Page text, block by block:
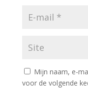
Mijn naam, e-
voor de volgende